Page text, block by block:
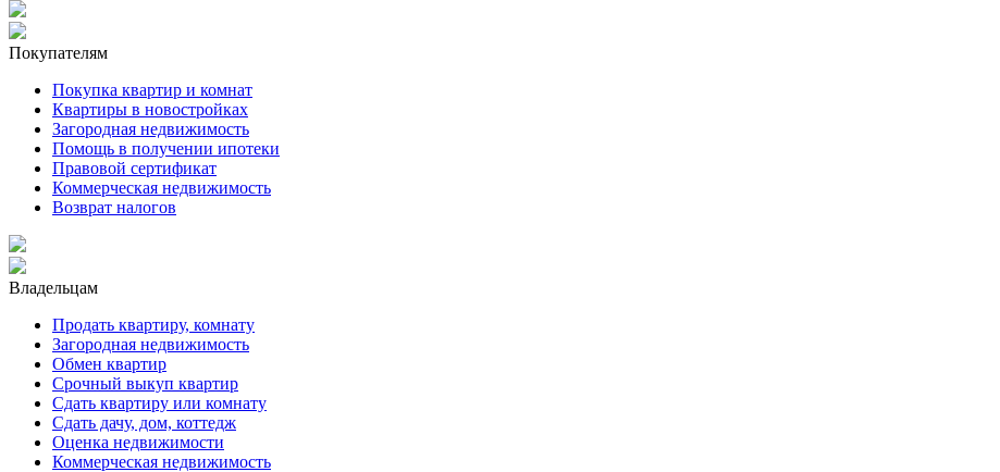
Покупателям
Покупка квартир и комнат
Квартиры в новостройках
Загородная недвижимость
Помощь в получении ипотеки
Правовой сертификат
Коммерческая недвижимость
Возврат налогов
Владельцам
Продать квартиру, комнату
Загородная недвижимость
Обмен квартир
Срочный выкуп квартир
Сдать квартиру или комнату
Сдать дачу, дом, коттедж
Оценка недвижимости
Коммерческая недвижимость